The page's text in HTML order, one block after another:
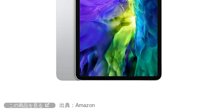
この商品を見る 出典：Amazon